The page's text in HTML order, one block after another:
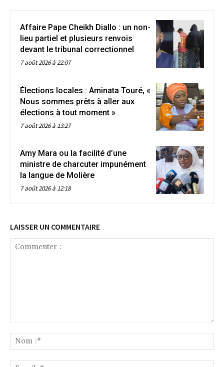
Affaire Pape Cheikh Diallo : un non-
lieu partiel et plusieurs renvois
devant le tribunal correctionnel
7 août 2026 à 22:07
Élections locales : Aminata Touré, «
Nous sommes prêts à aller aux
élections à tout moment »
7 août 2026 à 13:27
Amy Mara ou la facilité d’une
ministre de charcuter impunément
la langue de Molière
7 août 2026 à 12:18
LAISSER UN COMMENTAIRE
:*